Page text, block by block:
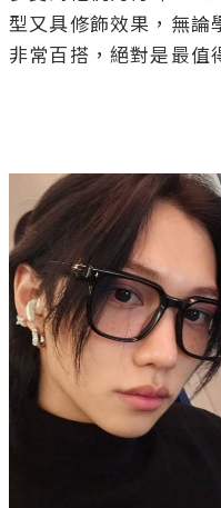
型又具修飾效果，無論
非常百搭，絕對是最值